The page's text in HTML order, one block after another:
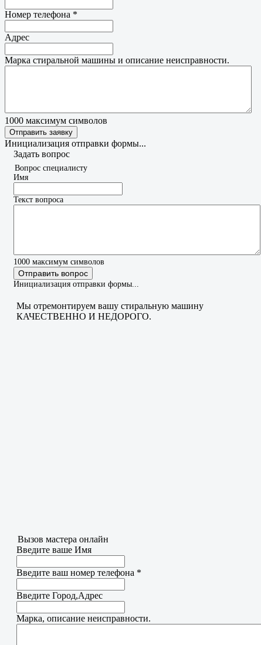
Номер телефона *
Адрес
Марка стиральной машины и описание неисправности.
1000 максимум символов
Отправить заявку
Инициализация отправки формы...
Задать вопрос
Вопрос специалисту
Имя
Текст вопроса
1000 максимум символов
Отправить вопрос
Инициализация отправки формы...
Мы отремонтируем вашу стиральную машину
КАЧЕСТВЕННО И НЕДОРОГО.
Вызов мастера онлайн
Введите ваше Имя
Введите ваш номер телефона *
Введите Город,Адрес
Марка, описание неисправности.